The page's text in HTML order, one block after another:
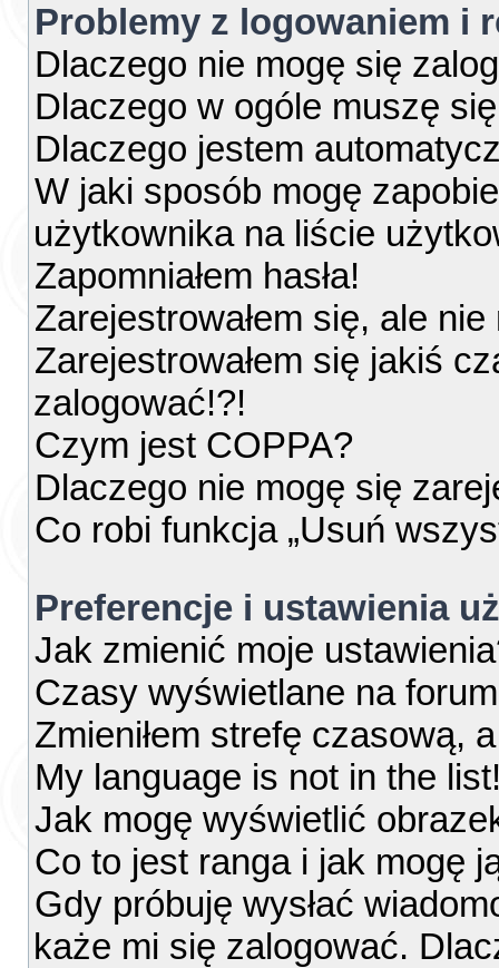
Problemy z logowaniem i
Dlaczego nie mogę się
Dlaczego w ogóle muszę
Dlaczego jestem
W jaki sposób mogę
użytkownika na liście
Zapomniałem hasła!
Zarejestrowałem się, ale
Zarejestrowałem się jakiś
zalogować!?!
Czym jest COPPA?
Dlaczego nie mogę się
Co robi funkcja „Usuń
Preferencje i ustawienia
Jak zmienić moje
Czasy wyświetlane na
Zmieniłem strefę czasową,
My language is not in the
Jak mogę wyświetlić
Co to jest ranga i jak mogę
Gdy próbuję wysłać
każe mi się zalogować.